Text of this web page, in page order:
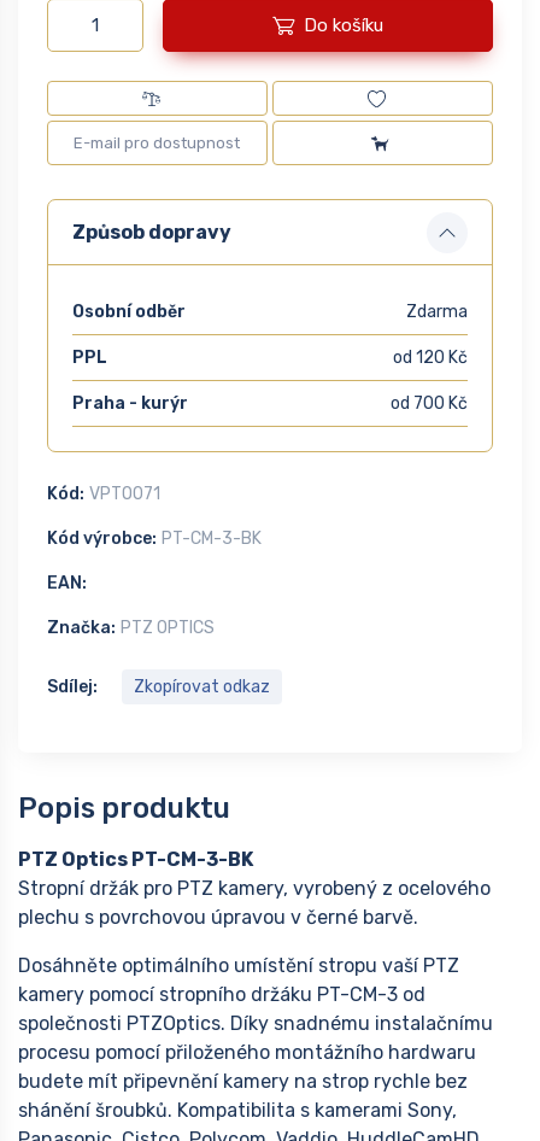
Do košíku
Způsob dopravy
Osobní odběr Zdarma
PPL od 120 Kč
Praha - kurýr od 700 Kč
Kód: VPTO071
Kód výrobce: PT-CM-3-BK
EAN:
Značka: PTZ OPTICS
Sdílej: Zkopírovat odkaz
Popis produktu
PTZ Optics PT-CM-3-BK
Stropní držák pro PTZ kamery, vyrobený z ocelového
plechu s povrchovou úpravou v černé barvě.
Dosáhněte optimálního umístění stropu vaší PTZ
kamery pomocí stropního držáku PT-CM-3 od
společnosti PTZOptics. Díky snadnému instalačnímu
procesu pomocí přiloženého montážního hardwaru
budete mít připevnění kamery na strop rychle bez
shánění šroubků. Kompatibilita s kamerami Sony,